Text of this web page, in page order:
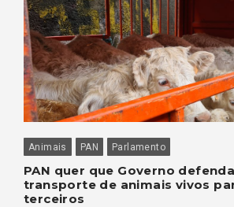
Animais PAN Parlamento
PAN quer que Governo
transporte de animais vivos
terceiros